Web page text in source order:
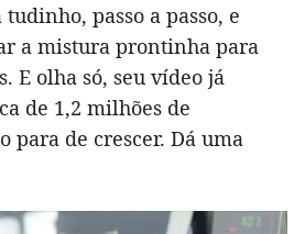
passo a passo, e
a mistura prontinha para
E olha só, seu vídeo já
de 1,2 milhões de
para de crescer. Dá uma